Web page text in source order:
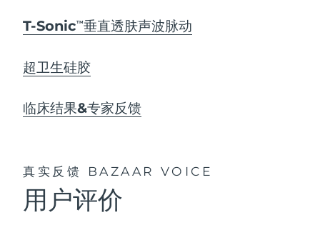
T-SonicTM 垂直透肤声波脉动
超卫生硅胶
临床结果&专家反馈
真实反馈 BAZAAR VOICE
用户评价